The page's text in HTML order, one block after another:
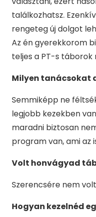
találkozhatsz.
rengeteg új dolgot
Az én gyerekkorom
teljes a PT-s táborok
Milyen tanácsokat
Semmiképp ne
legjobb kezekben
maradni biztosan
program van, ami az
Volt honvágyad
Szerencsére nem
Hogyan kezelnéd